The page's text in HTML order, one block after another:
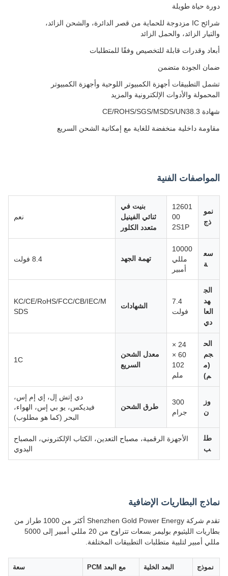
دورة حياة طويلة
شرائح IC مزدوجة للحماية من قصر الدائرة، والشحن الزائد،
والتيار الزائد، والحمل الزائد
أبعاد وقدرات قابلة للتخصيص وفقًا للمتطلبات
ضمان الجودة متضمن
تشمل التطبيقات أجهزة الكمبيوتر اللوحية وأجهزة الكمبيوتر
المحمولة والأدوات الإلكترونية والمزيد
شهادة CE/ROHS/SGS/MSDS/UN38.3
مقاومة داخلية منخفضة للغاية مع إمكانية الشحن السريع
المواصفات الفنية
نمو
ذج
12601
00
2S1P
بنيت في
ثنائي الفينيل
متعدد الكلور
نعم
سع
ة
10000
مللي
أمبير
تهمة الجهد 8.4 فولت
الج
هد
العا
دي
7.4
فولت
الشهادات
KC/CE/RoHS/FCC/CB/IEC/M
SDS
الح
جم
(م
م)
24 ×
60 ×
102
ملم
معدل الشحن
السريع
1C
وز
ن
300
جرام
طرق الشحن
دي إتش إل، إي إم إس،
فيديكس، يو بي إس، الهواء،
البحر (كما هو مطلوب)
طل
ب
الأجهزة الرقمية، مصباح التعدين، الكتاب الإلكتروني، المصباح
اليدوي
نماذج البطاريات الإضافية
تقدم شركة Shenzhen Gold Power Energy أكثر من 1000 طراز من
بطاريات الليثيوم بوليمر بسعات تتراوح من 20 مللي أمبير إلى 5000
مللي أمبير لتلبية متطلبات التطبيقات المختلفة.
نموذج البعد الخلية مع البعد PCM سعة